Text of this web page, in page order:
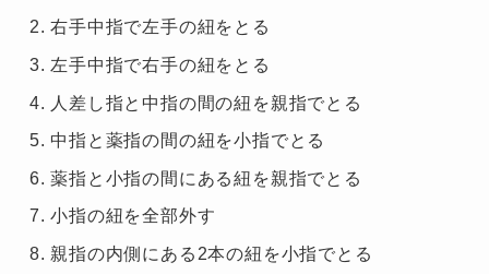
右手中指で左手の紐をとる
左手中指で右手の紐をとる
人差し指と中指の間の紐を親指でとる
中指と薬指の間の紐を小指でとる
薬指と小指の間にある紐を親指でとる
小指の紐を全部外す
親指の内側にある 2本の紐を小指でとる